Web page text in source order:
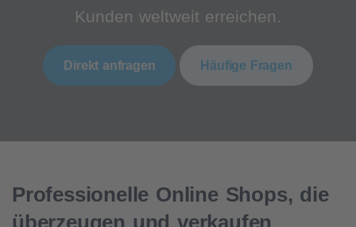
Kunden weltweit erreichen.
Direkt anfragen Häufige Fragen
Professionelle Online Shops, die
überzeugen und verkaufen